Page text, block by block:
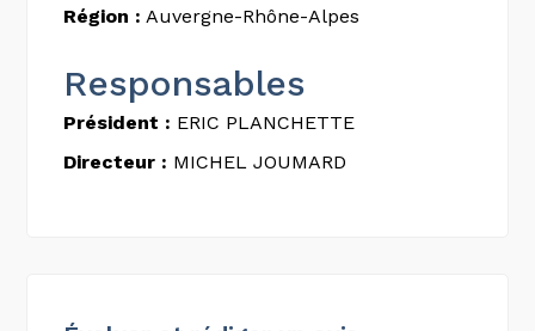
Région : Auvergne-Rhône-Alpes
Responsables
Président : ERIC PLANCHETTE
Directeur : MICHEL JOUMARD